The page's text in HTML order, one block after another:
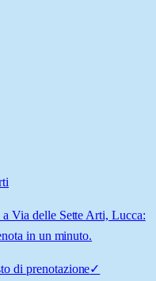
Via delle Sette Arti, Lucca:
in un minuto.
di prenotazione✓